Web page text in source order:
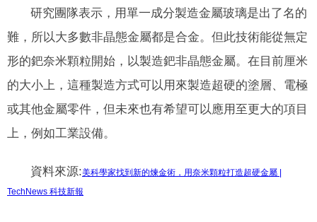
研究團隊表示，用單一成分製造金屬玻璃是出了名的
難，所以大多數非晶態金屬都是合金。但此技術能從無定
形的鈀奈米顆粒開始，以製造鈀非晶態金屬。在目前厘米
的大小上，這種製造方式可以用來製造超硬的塗層、電極
或其他金屬零件，但未來也有希望可以應用至更大的項目
上，例如工業設備。
資料來源:美科學家找到新的煉金術，用奈米顆粒打造超硬金屬 |
TechNews 科技新報